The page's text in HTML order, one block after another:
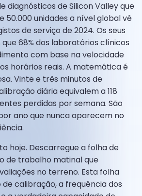
diagnósticos de Silicon Valley que
50.000 unidades a nível global vê
de serviço de 2024. Os seus
68% dos laboratórios clínicos
com base na velocidade
horários reais. A matemática é
Vinte e três minutos de
diária equivalem a 118
perdidas por semana. São
ano que nunca aparecem no
hoje. Descarregue a folha de
de trabalho matinal que
no terreno. Esta folha
calibração, a frequência dos